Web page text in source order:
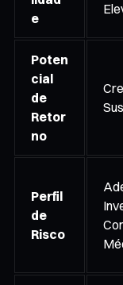
e
Poten
cial
de
Retor
no
Perfil
de
Risco